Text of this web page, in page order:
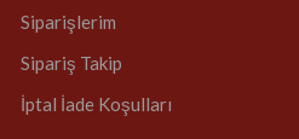
Siparişlerim
Sipariş Takip
İptal İade Koşulları